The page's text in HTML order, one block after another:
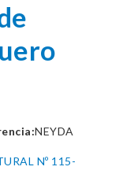
NEYDA
Nº 115-